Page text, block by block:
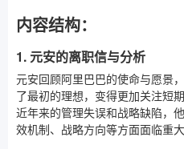
内容结构：
1. 元安的离职信与分析
元安回顾阿里巴巴的使命与愿景
了最初的理想，变得更加关注短
近年来的管理失误和战略缺陷，
效机制、战略方向等方面面临重大